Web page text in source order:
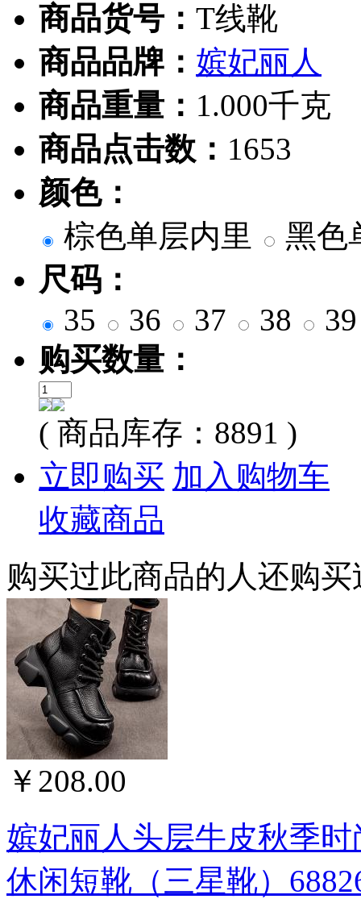
商品货号： T线靴
商品品牌： 嫔妃丽人
商品重量： 1.000千克
商品点击数： 1653
颜色：
棕色单层内里
黑色
尺码：
35
36 37 38
购买数量：
( 商品库存： 8891 )
立即购买 加入购物车
收藏商品
购买过此商品的人还购买
￥208.00
嫔妃丽人头层牛皮秋季
休闲短靴（三星靴）